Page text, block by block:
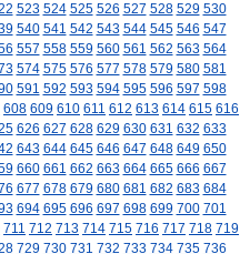
523 524 525 526 527 528 529 530
540 541 542 543 544 545 546 547
557 558 559 560 561 562 563 564
574 575 576 577 578 579 580 581
591 592 593 594 595 596 597 598
608 609 610 611 612 613 614 615 616
626 627 628 629 630 631 632 633
643 644 645 646 647 648 649 650
660 661 662 663 664 665 666 667
677 678 679 680 681 682 683 684
694 695 696 697 698 699 700 701
711 712 713 714 715 716 717 718 719
729 730 731 732 733 734 735 736